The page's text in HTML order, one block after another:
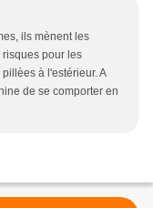
ils mènent les
risques pour les
à l'estérieur. A
de se comporter en